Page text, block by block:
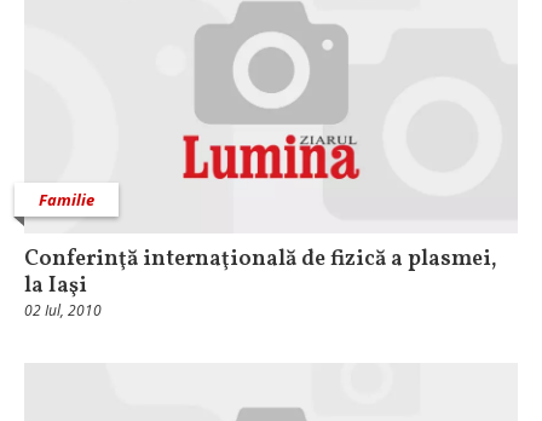
Familie
Conferinţă internaţională de fizică a plasmei,
la Iaşi
02 Iul, 2010